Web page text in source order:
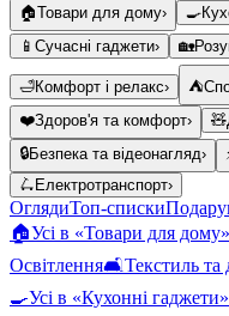
🏠Товари для дому› 🍳
📱 Сучасні гаджети› 🏡
🛁Комфорт і релакс› ⛺
❤️Здоров'я та комфорт› 🧸
🔒Безпека та відеонагляд›
🛴 Електротранспорт›
ОглядиТоп-списки
🏠Усі в «Товари для дому
Освітлення🛋️Текстиль та
🍳Усі в «Кухонні гаджети